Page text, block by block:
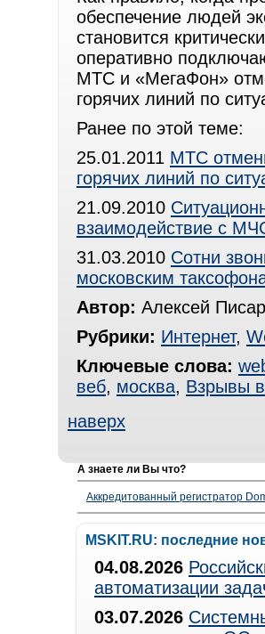
обеспечение людей
становится
оперативно
МТС и «МегаФон»
горячих линий по
Ранее по этой теме:
25.01.2011 МТС
горячих линий по
21.09.2010
взаимодействие с
31.03.2010 Сотни
московским
Автор: Алексей
Рубрики: Интернет,
Ключевые слова:
веб, москва, Взрывы
наверх
А знаете ли Вы что?
Аккредитованный регистратор
MSKIT.RU: последние
04.08.2026
автоматизации
03.07.2026